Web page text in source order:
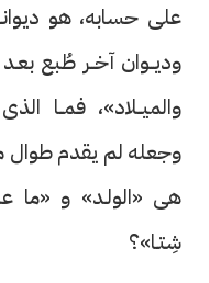
على حسابه، هو
وديــوان آخــر طُبع
والميــلاد»، فمــا
وجعله لم يقدم طوال
هى «الولـد» و «ما
شِتـا»؟